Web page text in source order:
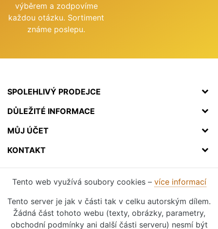
výběrem a zodpovíme
každou otázku. Sortiment
známe poslepu.
SPOLEHLIVÝ PRODEJCE
DŮLEŽITÉ INFORMACE
MŮJ ÚČET
KONTAKT
Tento web využívá soubory cookies – více informací
Tento server je jak v části tak v celku autorským dílem.
Žádná část tohoto webu (texty, obrázky, parametry,
obchodní podmínky ani další části serveru) nesmí být